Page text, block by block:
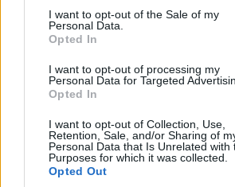
consent section.
I want to opt-out of the Sale of my
Personal Data.
Opted In
I want to opt-out of processing my
Personal Data for Targeted
Opted In
I want to opt-out of Collection, Use,
Retention, Sale, and/or Sharing of
Personal Data that Is Unrelated with
Purposes for which it was collected.
Opted Out
Stoddart vetett fel: „Felmerült a
ötlete, ami kétüléses autókkal
hétvégéken, de képzeljék csak
ha minden csapat kapna egy
azt a saját színére, és egy
korábbi pilóta vezetné a
versenyen, miközben egy sztár